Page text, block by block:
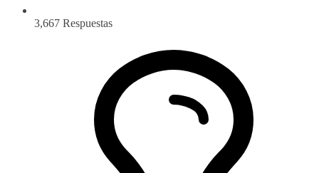
3,667 Respuestas